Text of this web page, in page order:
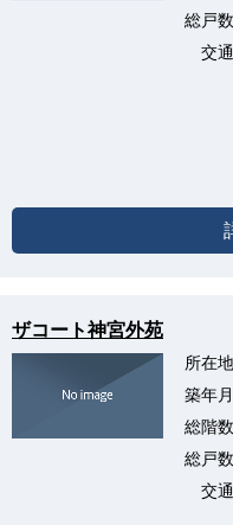
総戸数
交通
ザコート神宮外苑
所在地
築年月
総階数
総戸数
交通